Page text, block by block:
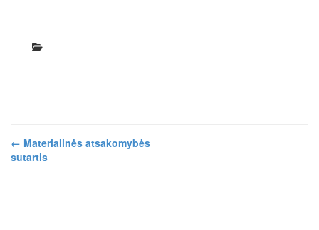
← Materialinės atsakomybės
sutartis